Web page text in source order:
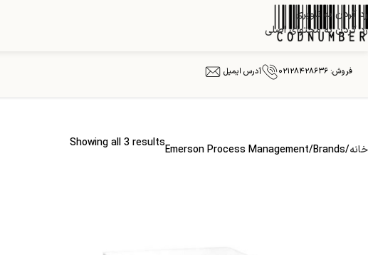
رد کردن به ناوبری
رد کردن به محتوای اصلی
فروش: ۰۲۱۲۸۴۲۸۶۳۶ آدرس ایمیل
خانه Brands
Emerson Process Management
Showing all 3 results